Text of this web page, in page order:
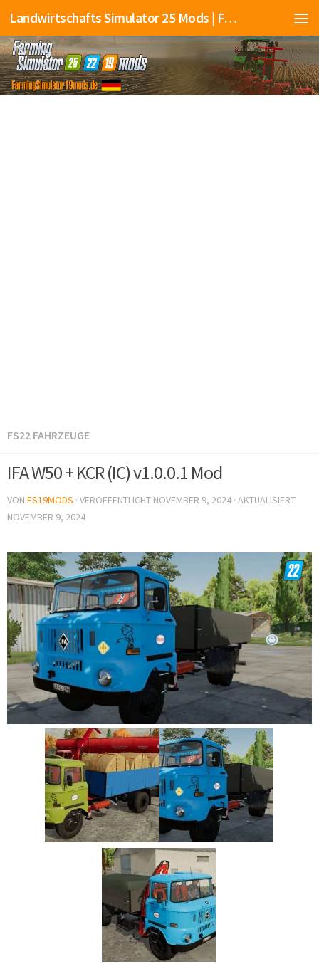
Landwirtschafts Simulator 25 Mods | Farming Simulator 25 Mods | FS25 Mods
FS22 FAHRZEUGE
IFA W50 + KCR (IC) v1.0.0.1 Mod
VON FS19MODS · VERÖFFENTLICHT NOVEMBER 9, 2024 · AKTUALISIERT
NOVEMBER 9, 2024